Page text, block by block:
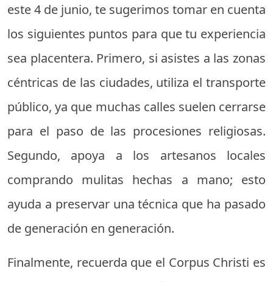
este 4 de junio, te sugerimos tomar en cuenta
los siguientes puntos para que tu experiencia
sea placentera. Primero, si asistes a las zonas
céntricas de las ciudades, utiliza el transporte
público, ya que muchas calles suelen cerrarse
para el paso de las procesiones religiosas.
Segundo, apoya a los artesanos locales
comprando mulitas hechas a mano; esto
ayuda a preservar una técnica que ha pasado
de generación en generación.
Finalmente, recuerda que el Corpus Christi es